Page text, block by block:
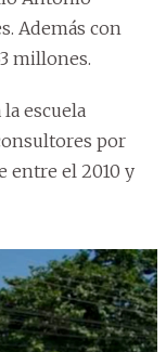
Además con
millones.
escuela
por
entre el 2010 y